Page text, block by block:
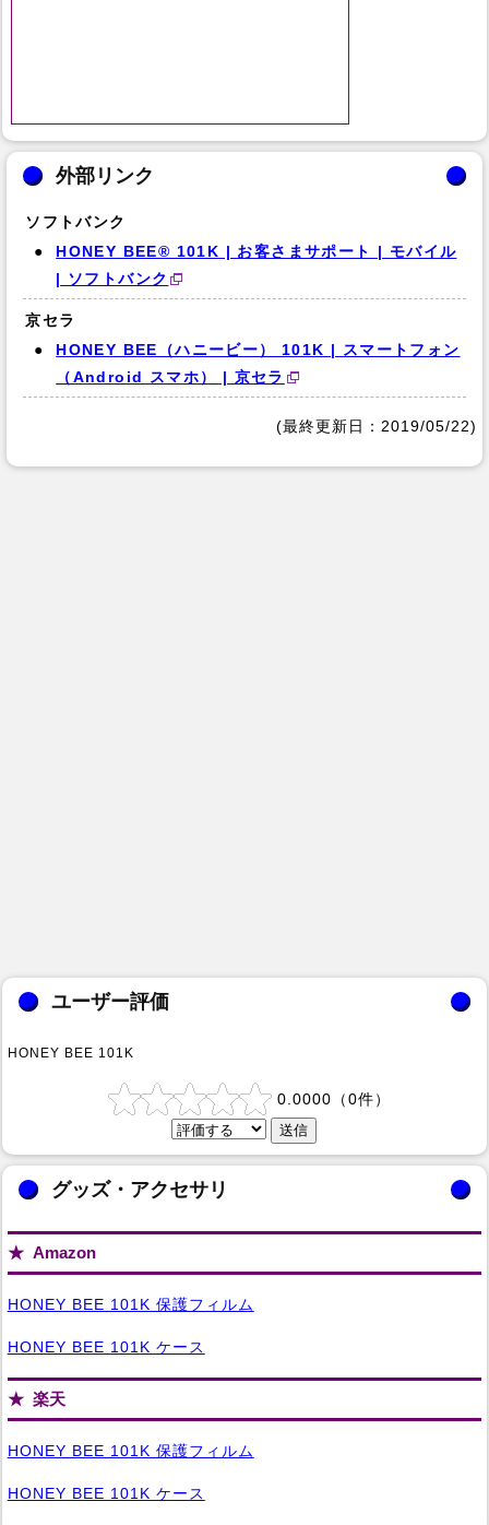
外部リンク
ソフトバンク
HONEY BEE® 101K | お客さまサポート | モバイル
| ソフトバンク
京セラ
HONEY BEE（ハニービー） 101K | スマートフォン
（Android スマホ） | 京セラ
(最終更新日：2019/05/22)
ユーザー評価
HONEY BEE 101K
0.0000 （0件）
グッズ・アクセサリ
Amazon
HONEY BEE 101K 保護フィルム
HONEY BEE 101K ケース
楽天
HONEY BEE 101K 保護フィルム
HONEY BEE 101K ケース